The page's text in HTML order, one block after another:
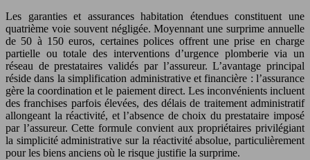
Les garanties et assurances habitation étendues constituent une
quatrième voie souvent négligée. Moyennant une surprime annuelle
de 50 à 150 euros, certaines polices offrent une prise en charge
partielle ou totale des interventions d’urgence plomberie via un
réseau de prestataires validés par l’assureur. L’avantage principal
réside dans la simplification administrative et financière : l’assurance
gère la coordination et le paiement direct. Les inconvénients incluent
des franchises parfois élevées, des délais de traitement administratif
allongeant la réactivité, et l’absence de choix du prestataire imposé
par l’assureur. Cette formule convient aux propriétaires privilégiant
la simplicité administrative sur la réactivité absolue, particulièrement
pour les biens anciens où le risque justifie la surprime.